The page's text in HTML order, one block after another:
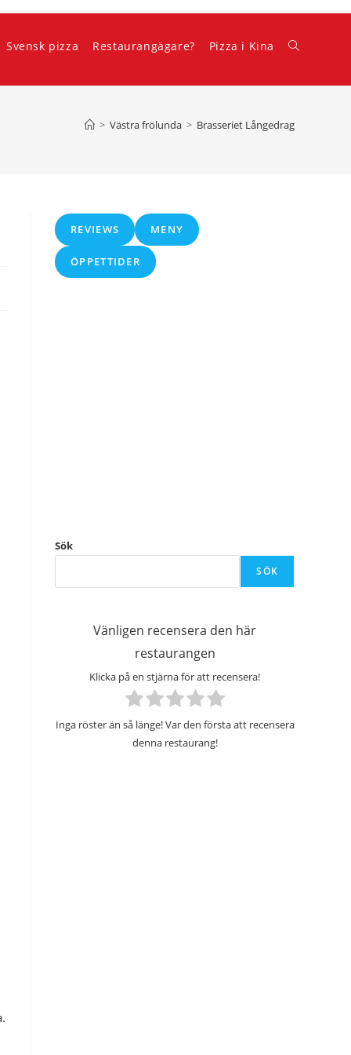
Svensk pizza Restaurangägare? Pizza i Kina Slå
> Västra frölunda > Brasseriet Långedrag
REVIEWS MENY
ÖPPETTIDER
Sök
SÖK
Vänligen recensera den här
restaurangen
Klicka på en stjärna för att recensera!
Inga röster än så länge! Var den första att recensera
denna restaurang!